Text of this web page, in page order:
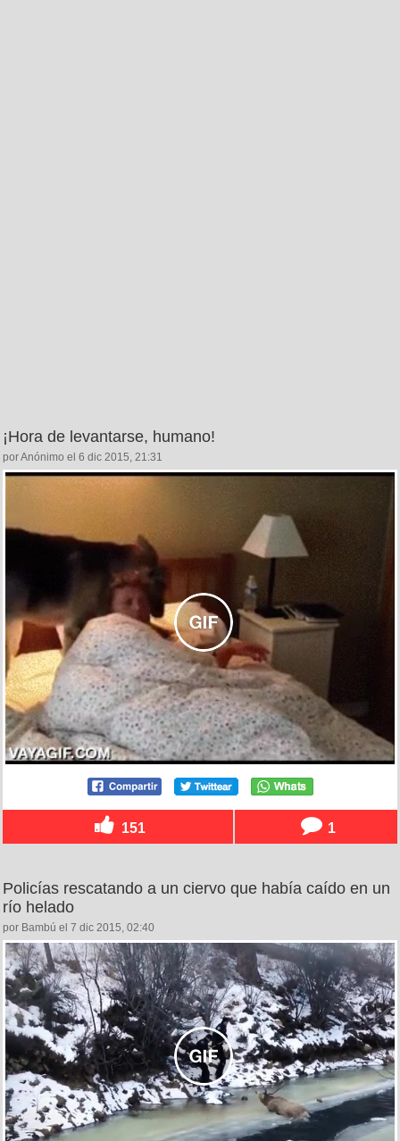
¡Hora de levantarse, humano!
por Anónimo el 6 dic 2015, 21:31
151 1
Policías rescatando a un ciervo que había caído en un
río helado
por Bambú el 7 dic 2015, 02:40